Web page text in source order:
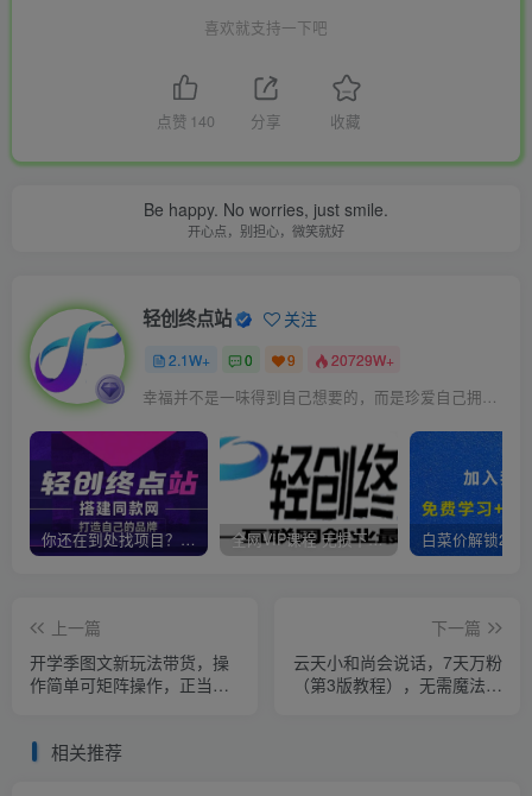
喜欢就支持一下吧
点赞 140 分享 收藏
Be happy. No worries, just smile.
开心点，别担心，微笑就好
轻创终点站 关注
2.1W+ 0 9 20729W+
幸福并不是一味得到自己想要的，而是珍爱自己拥有的
你还在到处找项目？还在当韭菜？我靠卖项目一个月收入5万+，曾经我也是个失败者。 全网VIP课程 无损下载~
上一篇
开学季图文新玩法带货，操
作简单可矩阵操作，正当红
下一篇
云天小和尚会说话，7天万粉
（第3版教程），无需魔法，
相关推荐